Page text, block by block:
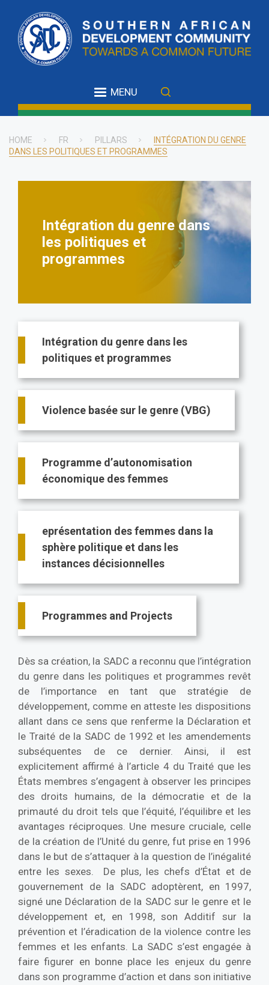
main
content
MENU
Breadcrumb
HOME FR PILLARS
INTÉGRATION DU GENRE
DANS LES POLITIQUES ET PROGRAMMES
Intégration du genre dans
les politiques et
programmes
Main
navigation
Intégration du genre dans les
politiques et programmes
Violence basée sur le genre (VBG)
Programme d’autonomisation
économique des femmes
eprésentation des femmes dans la
sphère politique et dans les
instances décisionnelles
Programmes and Projects
Dès sa création, la SADC a reconnu que l’intégration
du genre dans les politiques et programmes revêt
de l’importance en tant que stratégie de
développement, comme en atteste les dispositions
allant dans ce sens que renferme la Déclaration et
le Traité de la SADC de 1992 et les amendements
subséquentes de ce dernier. Ainsi, il est
explicitement affirmé à l’article 4 du Traité que les
États membres s’engagent à observer les principes
des droits humains, de la démocratie et de la
primauté du droit tels que l’équité, l’équilibre et les
avantages réciproques. Une mesure cruciale, celle
de la création de l’Unité du genre, fut prise en 1996
dans le but de s’attaquer à la question de l’inégalité
entre les sexes. De plus, les chefs d’État et de
gouvernement de la SADC adoptèrent, en 1997,
signé une Déclaration de la SADC sur le genre et le
développement et, en 1998, son Additif sur la
prévention et l’éradication de la violence contre les
femmes et les enfants. La SADC s’est engagée à
faire figurer en bonne place les enjeux du genre
dans son programme d’action et dans son initiative